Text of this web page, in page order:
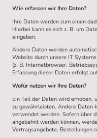
Wie erfassen wir Ihre Daten?
Ihre Daten werden zum einen
Hierbei kann es sich z. B. um
eingeben.
Andere Daten werden
Website durch unsere IT
(z. B. Internetbrowser,
Erfassung dieser Daten erfolgt
Wofür nutzen wir Ihre Daten?
Ein Teil der Daten wird
zu gewährleisten. Andere Daten
verwendet werden. Sofern über
angebahnt werden können,
Vertragsangebote, Bestellungen